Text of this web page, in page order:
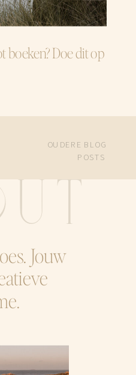
boeken? Doe dit op
OUDERE BLOG
POSTS
Jouw